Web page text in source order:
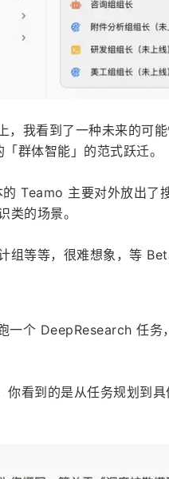
，我看到了一种未来的可
群体智能」的范式跃迁。
Teamo 主要对外放出了
类的场景。
组等等，很难想象，等
一个 DeepResearch 任务
你看到的是从任务规划到